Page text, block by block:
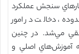
سنجش عملكرد
دخالت در امور
مي‌شد. در چنين
آموزش‌هاي اصلي و